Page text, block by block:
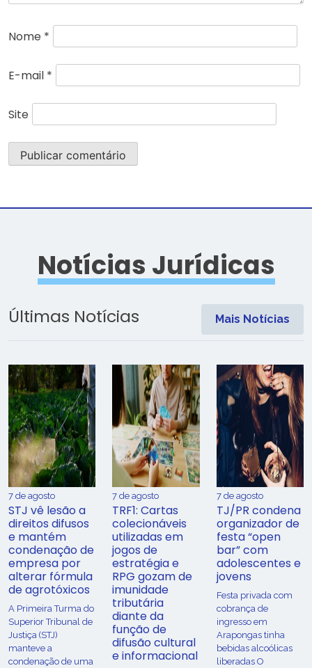
Nome *
E-mail *
Site
Notícias Jurídicas
Últimas Notícias Mais Notícias
7 de agosto
STJ vê lesão a
direitos difusos
e mantém
condenação de
empresa por
alterar fórmula
de agrotóxicos
​A Primeira Turma do
Superior Tribunal de
Justiça (STJ)
manteve a
condenação de uma
7 de agosto
TRF1: Cartas
colecionáveis
utilizadas em
jogos de
estratégia e
RPG gozam de
imunidade
tributária
diante da
função de
difusão cultural
e informacional
7 de agosto
TJ/PR condena
organizador de
festa “open
bar” com
adolescentes e
jovens
Festa privada com
cobrança de
ingresso em
Arapongas tinha
bebidas alcoólicas
liberadas O